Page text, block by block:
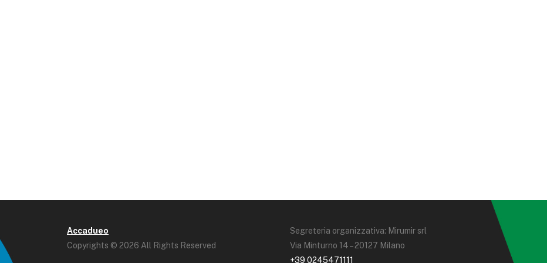
Accadueo
Copyrights © 2026 All Rights Reserved
Segreteria organizzativa: Mirumir srl
Via Minturno 14 – 20127 Milano
+39 0245471111